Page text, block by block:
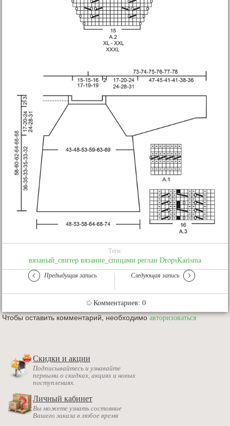
Теги:
вязаный_свитер вязание_спицами реглан DropsKarisma
Предыдущая запись Следующая запись
Комментариев: 0
Чтобы оставить комментарий, необходимоавторизоваться
Скидки и акции
Подписывайтесь и узнавайте
первыми о скидках, акциях и новых
поступлениях.
Личный кабинет
Вы можете узнать состояние
Вашего заказа в любое время